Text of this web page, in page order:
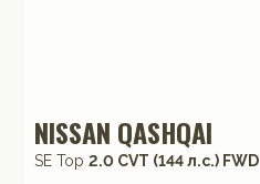
NISSAN QASHQAI
SE Top 2.0 CVT (144 л.с.) FWD